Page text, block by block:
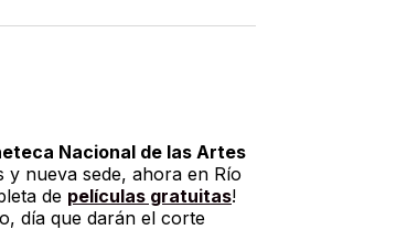
TwitterFacebook
LinkedIn
Email
Nacional de las Artes
y nueva sede, ahora en Río
de películas gratuitas!
día que darán el corte